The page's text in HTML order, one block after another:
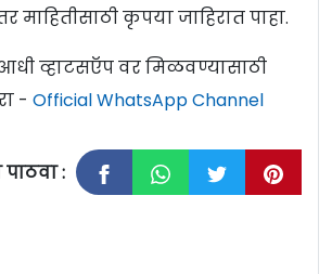
माहितीसाठी कृपया जाहिरात पाहा.
आधी व्हाटसऍप वर मिळवण्यासाठी
- Official WhatsApp Channel
: